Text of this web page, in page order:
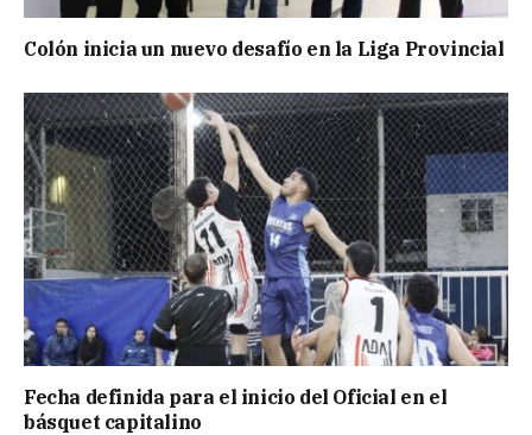
Colón inicia un nuevo desafío en la Liga Provincial
Fecha definida para el inicio del Oficial en el
básquet capitalino